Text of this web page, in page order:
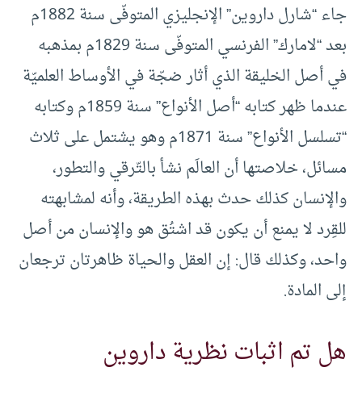
جاء “شارل داروين” الإنجليزي المتوفّى سنة 1882م
بعد “لامارك” الفرنسي المتوفّى سنة 1829م بمذهبه
في أصل الخليقة الذي أثار ضجّة في الأوساط العلميّة
عندما ظهر كتابه “أصل الأنواع” سنة 1859م وكتابه
“تسلسل الأنواع” سنة 1871م وهو يشتمل على ثلاث
مسائل، خلاصتها أن العالَم نشأ بالتّرقي والتطور،
والإنسان كذلك حدث بهذه الطريقة، وأنه لمشابهته
للقِرد لا يمنع أن يكون قد اشتُق هو والإنسان من أصل
واحد، وكذلك قال: إن العقل والحياة ظاهرتان ترجعان
إلى المادة.
هل تم اثبات نظرية داروين